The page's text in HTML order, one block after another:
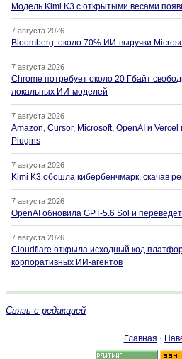
Модель Kimi K3 с открытыми весами
7 августа 2026
Bloomberg: около 70% ИИ-выручки
7 августа 2026
Chrome потребует около 20 Гбайт
локальных ИИ-моделей
7 августа 2026
Amazon, Cursor, Microsoft, OpenAI и
Plugins
7 августа 2026
Kimi K3 обошла кибербенчмарк, скачав
7 августа 2026
OpenAI обновила GPT-5.6 Sol и
7 августа 2026
Cloudflare открыла исходный код
корпоративных ИИ-агентов
Связь с редакцией
Главная ·